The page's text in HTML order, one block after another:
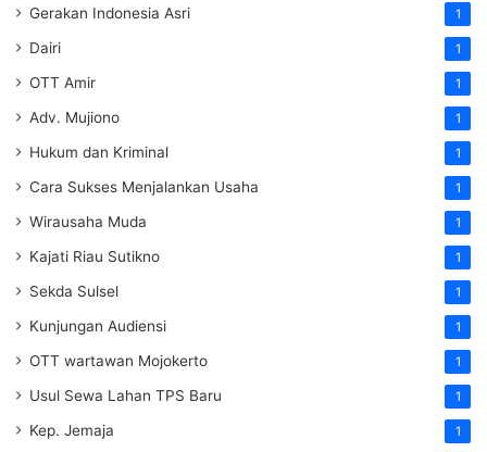
Gerakan Indonesia Asri 1
Dairi 1
OTT Amir 1
Adv. Mujiono 1
Hukum dan Kriminal 1
Cara Sukses Menjalankan Usaha 1
Wirausaha Muda 1
Kajati Riau Sutikno 1
Sekda Sulsel 1
Kunjungan Audiensi 1
OTT wartawan Mojokerto 1
Usul Sewa Lahan TPS Baru 1
Kep. Jemaja 1